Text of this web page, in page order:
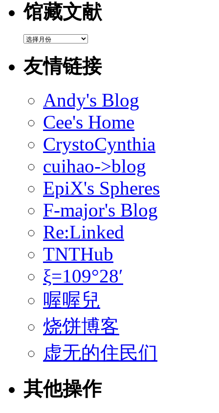
馆藏文献
馆
文
献
友情链接
Andy's Blog
Cee's Home
CrystoCynthia
cuihao->blog
EpiX's Spheres
F-major's Blog
Re:Linked
TNTHub
ξ=109°28′
喔喔兒
烧饼博客
虚无的住民们
其他操作